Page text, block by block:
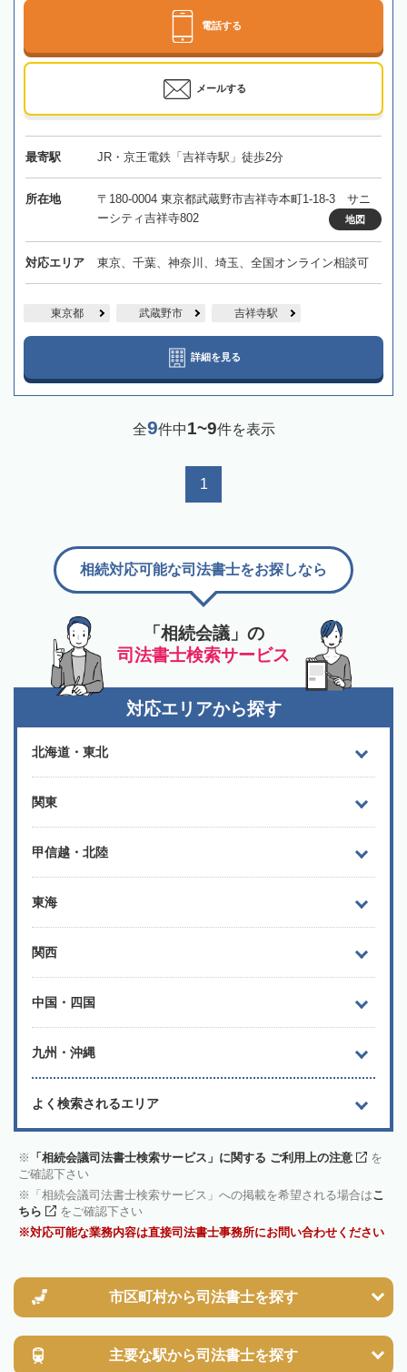
電話する
メールする
最寄駅 JR・京王電鉄「吉祥寺駅」徒歩2分
所在地
〒180-0004 東京都武蔵野市吉祥寺本町1-18-3 サニ
ーシティ吉祥寺802
地図
対応エリア 東京、千葉、神奈川、埼玉、全国オンライン相談可
東京都 武蔵野市 吉祥寺駅
詳細を見る
全9件中1~9件を表示
1
「相続会議」の
司法書士検索サービス
相続対応可能な司法書士をお探しなら
対応エリアから探す
北海道・東北
関東
甲信越・北陸
東海
関西
中国・四国
九州・沖縄
よく検索されるエリア
「相続会議司法書士検索サービス」に関する ご利用上の注意
を
ご確認下さい
「相続会議司法書士検索サービス」への掲載を希望される場合はこ
ちら
をご確認下さい
対応可能な業務内容は直接司法書士事務所にお問い合わせください
市区町村から司法書士を探す
主要な駅から司法書士を探す